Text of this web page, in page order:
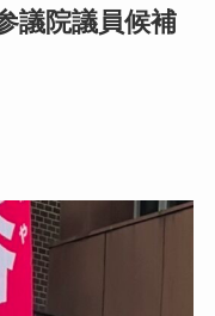
議院議員候補